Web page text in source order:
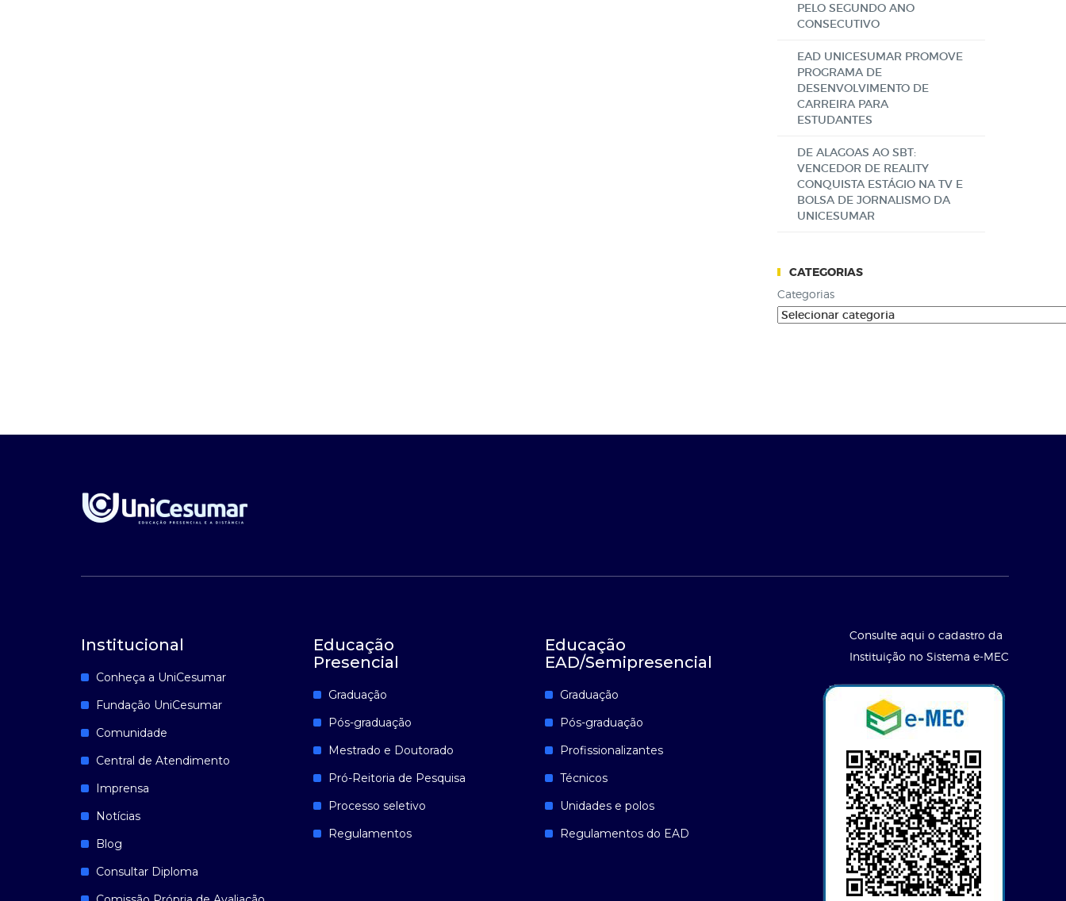
PELO SEGUNDO ANO
CONSECUTIVO
EAD UNICESUMAR PROMOVE
PROGRAMA DE
DESENVOLVIMENTO DE
CARREIRA PARA
ESTUDANTES
DE ALAGOAS AO SBT:
VENCEDOR DE REALITY
CONQUISTA ESTÁGIO NA TV E
BOLSA DE JORNALISMO DA
UNICESUMAR
CATEGORIAS
Categorias
Institucional
Conheça a UniCesumar
Fundação UniCesumar
Comunidade
Central de Atendimento
Imprensa
Notícias
Blog
Consultar Diploma
Educação
Presencial
Graduação
Pós-graduação
Mestrado e Doutorado
Pró-Reitoria de Pesquisa
Processo seletivo
Regulamentos
Educação
EAD/Semipresencial
Graduação
Pós-graduação
Profissionalizantes
Técnicos
Unidades e polos
Regulamentos do EAD
Consulte aqui o cadastro da
Instituição no Sistema e-MEC